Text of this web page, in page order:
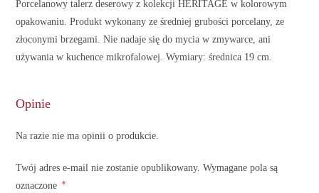
Porcelanowy talerz deserowy z kolekcji HERITAGE w kolorowym
opakowaniu. Produkt wykonany ze średniej grubości porcelany, ze
złoconymi brzegami. Nie nadaje się do mycia w zmywarce, ani
używania w kuchence mikrofalowej. Wymiary: średnica 19 cm.
Opinie
Na razie nie ma opinii o produkcie.
Twój adres e-mail nie zostanie opublikowany. Wymagane pola są
oznaczone
*